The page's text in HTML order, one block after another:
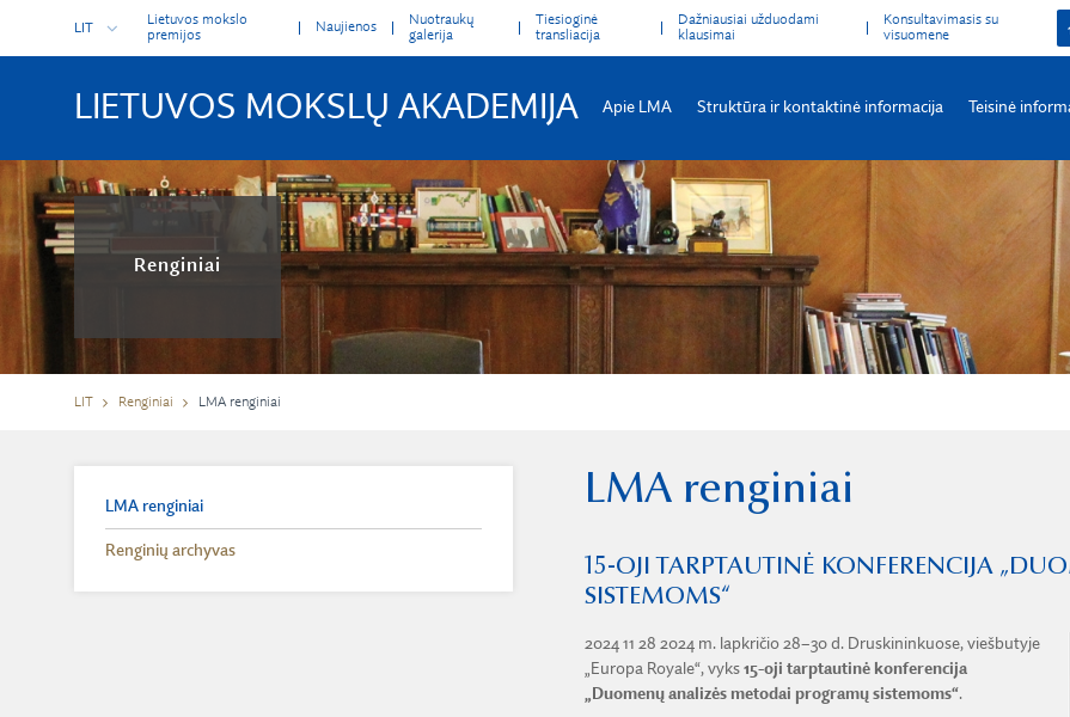
LIETUVOS MOKSLŲ AKADEMIJA
LIT
Lietuvos mokslo
premijos
Naujienos
Nuotraukų
galerija
Tiesioginė
transliacija
Dažniausiai užduodami
klausimai
Konsultavimasis su
visuomene
Apie LMA Struktūra ir kontaktinė informacija Teisinė
Renginiai
LIT Renginiai LMA renginiai
LMA renginiai
Renginių archyvas
LMA renginiai
15-OJI TARPTAUTINĖ KONFERENCIJA
SISTEMOMS“
2024 11 28 2024 m. lapkričio 28–30 d. Druskininkuose, viešbutyje
„Europa Royale“, vyks 15-oji tarptautinė konferencija
„Duomenų analizės metodai programų sistemoms“.